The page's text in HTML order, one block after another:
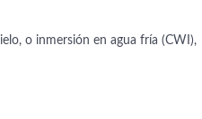
o inmersión en agua fría (CWI),